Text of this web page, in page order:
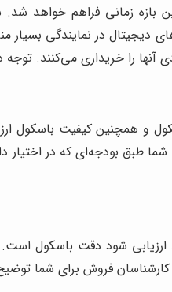
بازه زمانی فراهم خواهد
دیجیتال در نمایندگی
را خریداری می‌کنند.
و همچنین کیفیت باسکول
طبق بودجه‌ای که در اختیار
شود دقت باسکول
فروش برای شما